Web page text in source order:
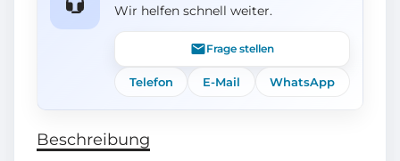
Wir helfen schnell weiter.
Frage stellen
Telefon E-Mail WhatsApp
Beschreibung